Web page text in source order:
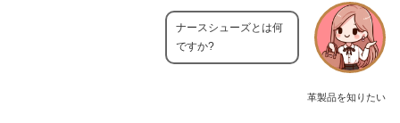
革製品を知りたい
ナースシューズとは何
ですか?